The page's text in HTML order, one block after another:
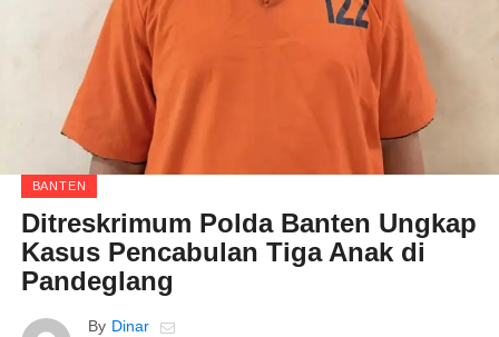
BANTEN
Ditreskrimum Polda Banten Ungkap
Kasus Pencabulan Tiga Anak di
Pandeglang
By Dinar